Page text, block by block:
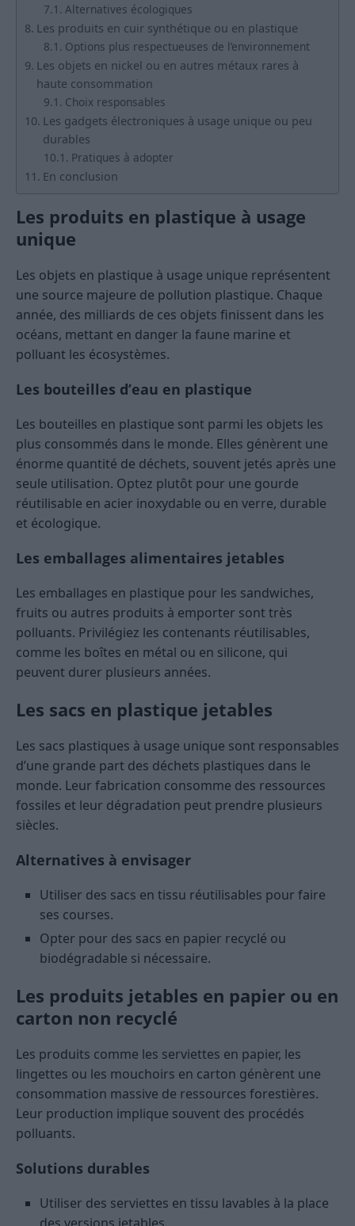
Alternatives écologiques
Les produits en cuir synthétique ou en plastique
Options plus respectueuses de l’environnement
Les objets en nickel ou en autres métaux rares à
haute consommation
Choix responsables
Les gadgets électroniques à usage unique ou peu
durables
Pratiques à adopter
En conclusion
Les produits en plastique à usage
unique
Les objets en plastique à usage unique représentent
une source majeure de pollution plastique. Chaque
année, des milliards de ces objets finissent dans les
océans, mettant en danger la faune marine et
polluant les écosystèmes.
Les bouteilles d’eau en plastique
Les bouteilles en plastique sont parmi les objets les
plus consommés dans le monde. Elles génèrent une
énorme quantité de déchets, souvent jetés après une
seule utilisation. Optez plutôt pour une gourde
réutilisable en acier inoxydable ou en verre, durable
et écologique.
Les emballages alimentaires jetables
Les emballages en plastique pour les sandwiches,
fruits ou autres produits à emporter sont très
polluants. Privilégiez les contenants réutilisables,
comme les boîtes en métal ou en silicone, qui
peuvent durer plusieurs années.
Les sacs en plastique jetables
Les sacs plastiques à usage unique sont responsables
d’une grande part des déchets plastiques dans le
monde. Leur fabrication consomme des ressources
fossiles et leur dégradation peut prendre plusieurs
siècles.
Alternatives à envisager
Utiliser des sacs en tissu réutilisables pour faire
ses courses.
Opter pour des sacs en papier recyclé ou
biodégradable si nécessaire.
Les produits jetables en papier ou en
carton non recyclé
Les produits comme les serviettes en papier, les
lingettes ou les mouchoirs en carton génèrent une
consommation massive de ressources forestières.
Leur production implique souvent des procédés
polluants.
Solutions durables
Utiliser des serviettes en tissu lavables à la place